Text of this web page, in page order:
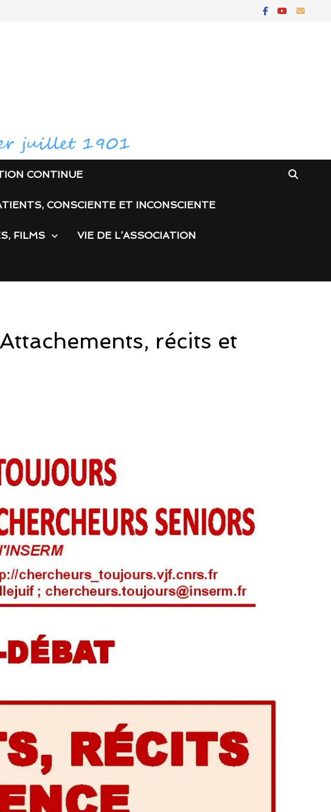
CONTINUE
CONSCIENTE ET INCONSCIENTE
FILMS VIE DE L’ASSOCIATION
récits et